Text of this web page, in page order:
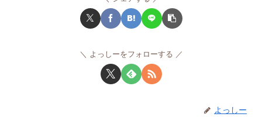
よっしーをフォローする
よっしー